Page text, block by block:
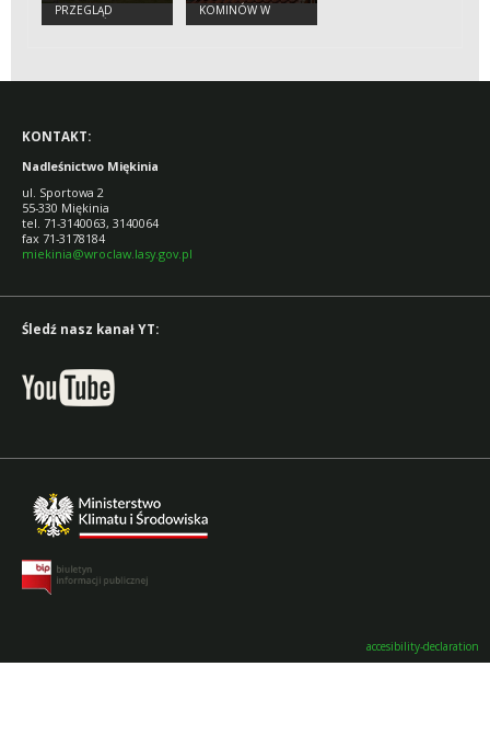
PAŃSTWOWE
PRZEGLĄD
BUDYNKÓW
KOMINÓW W
BUDYNKACH
KONTAKT:
Nadleśnictwo Miękinia
ul. Sportowa 2
55-330 Miękinia
tel. 71-3140063, 3140064
fax 71-3178184
miekinia@wroclaw.lasy.gov.pl
Śledź nasz kanał YT:
accesibility-declaration